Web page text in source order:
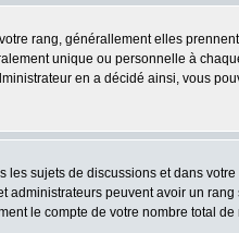
rang, générallement elles
unique ou personnelle à
en a décidé ainsi, vous
sujets de discussions et dans
peuvent avoir un
le compte de votre nombre total de